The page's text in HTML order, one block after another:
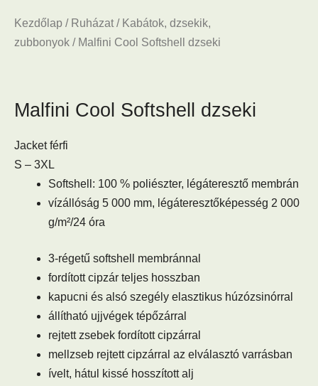
Kezdőlap / Ruházat/ Kabátok, dzsekik,
zubbonyok / Malfini Cool Softshell dzseki
Malfini Cool Softshell dzseki
Jacket férfi
S – 3XL
Softshell: 100 % poliészter, légáteresztő membrán
vízállóság 5 000 mm, légáteresztőképesség 2 000
g/m²/24 óra
3-régetű softshell membránnal
fordított cipzár teljes hosszban
kapucni és alsó szegély elasztikus húzózsinórral
állítható ujjvégek tépőzárral
rejtett zsebek fordított cipzárral
mellzseb rejtett cipzárral az elválasztó varrásban
ívelt, hátul kissé hosszított alj